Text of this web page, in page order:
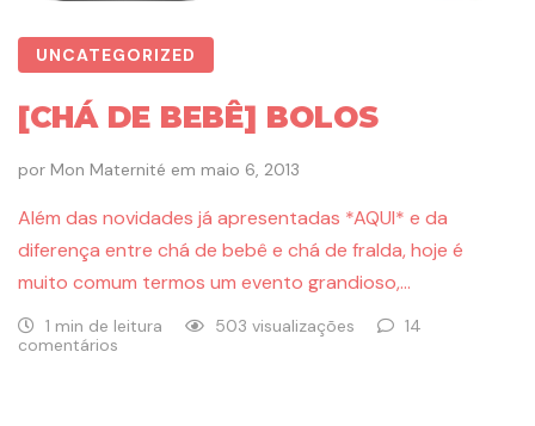
UNCATEGORIZED
[CHÁ DE BEBÊ] BOLOS
por Mon Maternité em maio 6, 2013
Além das novidades já apresentadas *AQUI* e da
diferença entre chá de bebê e chá de fralda, hoje é
muito comum termos um evento grandioso,…
1 min de leitura 503 visualizações
14
comentários